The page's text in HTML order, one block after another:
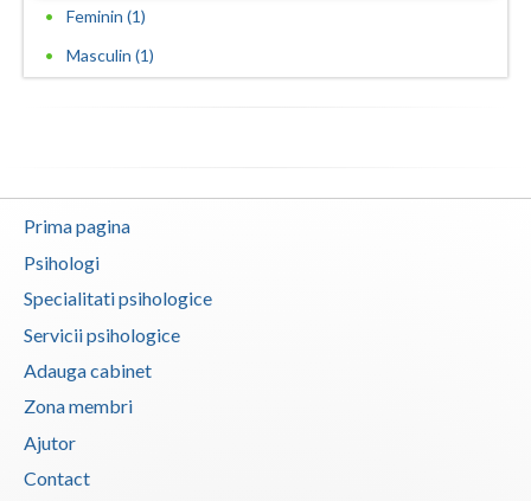
Feminin (1)
Masculin (1)
Prima pagina
Psihologi
Specialitati psihologice
Servicii psihologice
Adauga cabinet
Zona membri
Ajutor
Contact